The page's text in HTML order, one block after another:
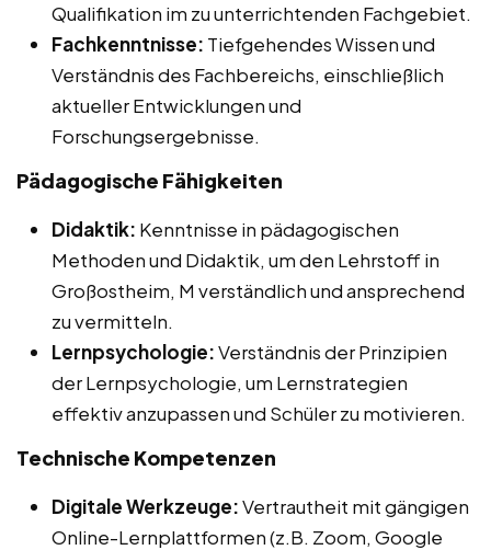
Qualifikation im zu unterrichtenden Fachgebiet.
Fachkenntnisse: Tiefgehendes Wissen und
Verständnis des Fachbereichs, einschließlich
aktueller Entwicklungen und
Forschungsergebnisse.
Pädagogische Fähigkeiten
Didaktik: Kenntnisse in pädagogischen
Methoden und Didaktik, um den Lehrstoff in
Großostheim, M verständlich und ansprechend
zu vermitteln.
Lernpsychologie:Verständnis der Prinzipien
der Lernpsychologie, um Lernstrategien
effektiv anzupassen und Schüler zu motivieren.
Technische Kompetenzen
Digitale Werkzeuge:Vertrautheit mit gängigen
Online-Lernplattformen (z.B. Zoom, Google